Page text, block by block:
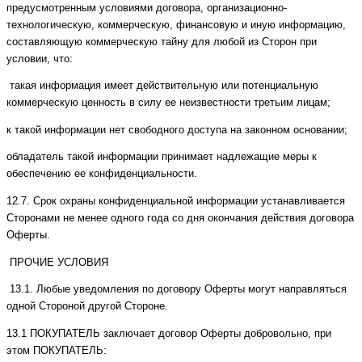
предусмотренным условиями договора, организационно-
технологическую, коммерческую, финансовую и иную информацию,
составляющую коммерческую тайну для любой из Сторон при
условии, что:
такая информация имеет действительную или потенциальную
коммерческую ценность в силу ее неизвестности третьим лицам;
к такой информации нет свободного доступа на законном основании;
обладатель такой информации принимает надлежащие меры к
обеспечению ее конфиденциальности.
12.7. Срок охраны конфиденциальной информации устанавливается
Сторонами не менее одного года со дня окончания действия договора
Оферты.
ПРОЧИЕ УСЛОВИЯ
13.1. Любые уведомления по договору Оферты могут направляться
одной Стороной другой Стороне.
13.1 ПОКУПАТЕЛЬ заключает договор Оферты добровольно, при
этом ПОКУПАТЕЛЬ: